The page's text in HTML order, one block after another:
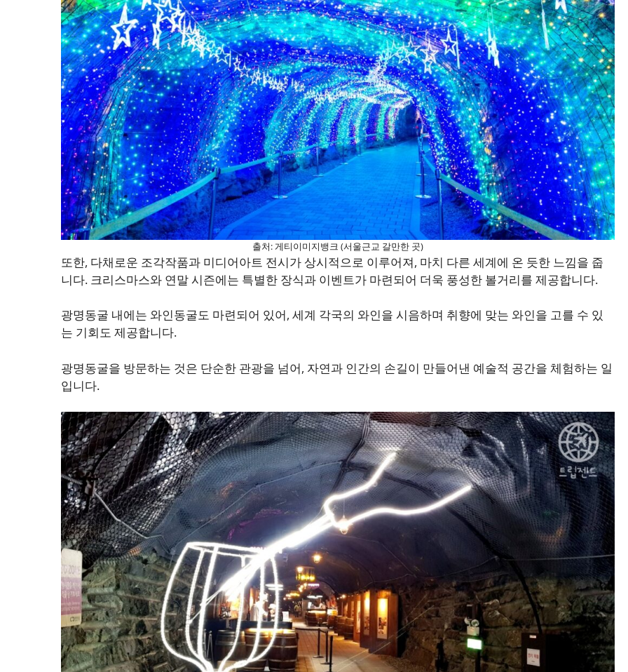
출처: 게티이미지뱅크 (서울근교 갈만한 곳)
또한, 다채로운 조각작품과 미디어아트 전시가 상시적으로 이루어져, 마치 다른 세계에 온 듯한 느낌을 줍
니다. 크리스마스와 연말 시즌에는 특별한 장식과 이벤트가 마련되어 더욱 풍성한 볼거리를 제공합니다.
광명동굴 내에는 와인동굴도 마련되어 있어, 세계 각국의 와인을 시음하며 취향에 맞는 와인을 고를 수 있
는 기회도 제공합니다.
광명동굴을 방문하는 것은 단순한 관광을 넘어, 자연과 인간의 손길이 만들어낸 예술적 공간을 체험하는 일
입니다.